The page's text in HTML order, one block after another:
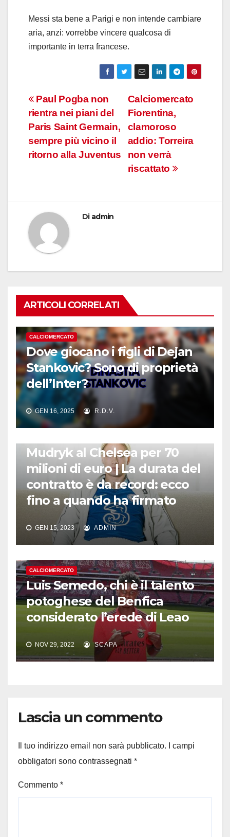
Messi sta bene a Parigi e non intende cambiare
aria, anzi: vorrebbe vincere qualcosa di
importante in terra francese.
Navigazione
articoli
Calciomercato
Fiorentina,
clamoroso
addio: Torreira
non verrà
riscattato
Paul Pogba non
rientra nei piani del
Paris Saint Germain,
sempre più vicino il
ritorno alla Juventus
Di admin
ARTICOLI CORRELATI
CALCIOMERCATO
Dove giocano i figli di Dejan
Stankovic? Sono di proprietà
dell’Inter?
GEN 16, 2025 R.D.V.
Mudryk al Chelsea per 70
milioni di euro | La durata del
contratto è da record: ecco
fino a quando ha firmato
GEN 15, 2023 ADMIN
CALCIOMERCATO
Luis Semedo, chi è il talento
potoghese del Benfica
considerato l’erede di Leao
NOV 29, 2022 SCAPA
Lascia un commento
Il tuo indirizzo email non sarà pubblicato.
I campi
obbligatori sono contrassegnati *
Commento *